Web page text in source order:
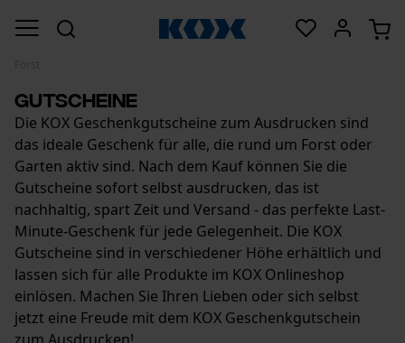
Gutscheine
Die KOX Geschenkgutscheine zum Ausdrucken sind
das ideale Geschenk für alle, die rund um Forst oder
Garten aktiv sind. Nach dem Kauf können Sie die
Gutscheine sofort selbst ausdrucken, das ist
nachhaltig, spart Zeit und Versand - das perfekte Last-
Minute-Geschenk für jede Gelegenheit. Die KOX
Gutscheine sind in verschiedener Höhe erhältlich und
lassen sich für alle Produkte im KOX Onlineshop
einlösen. Machen Sie Ihren Lieben oder sich selbst
jetzt eine Freude mit dem KOX Geschenkgutschein